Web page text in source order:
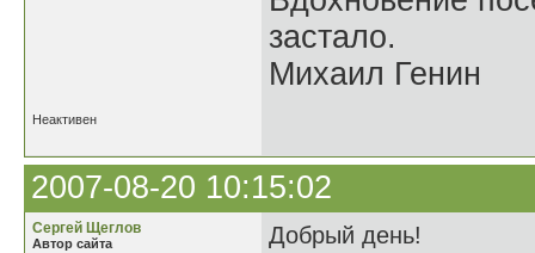
застало.
Михаил Генин
Неактивен
2007-08-20 10:15:02
Сергей Щеглов
Автор сайта
Добрый день!